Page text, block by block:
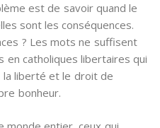
est de savoir quand le
sont les conséquences.
? Les mots ne suffisent
catholiques libertaires qui
liberté et le droit de
bonheur.